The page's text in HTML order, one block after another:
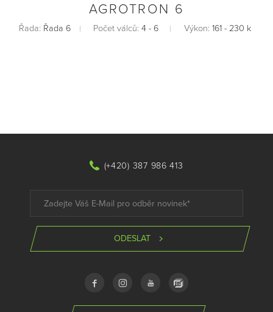
AGROTRON 6
Řada: Řada 6 Počet válců: 4 - 6 Výkon: 161 - 230 k
(+420) 387 986 413
ODESLAT